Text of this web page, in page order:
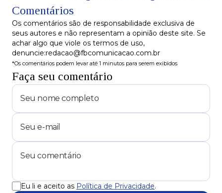
Comentários
Os comentários são de responsabilidade exclusiva de
seus autores e não representam a opinião deste site. Se
achar algo que viole os termos de uso,
denuncie:redacao@fbcomunicacao.com.br
*Os comentários podem levar até 1 minutos para serem exibidos
Faça seu comentário
Eu li e aceito as Política de Privacidade.